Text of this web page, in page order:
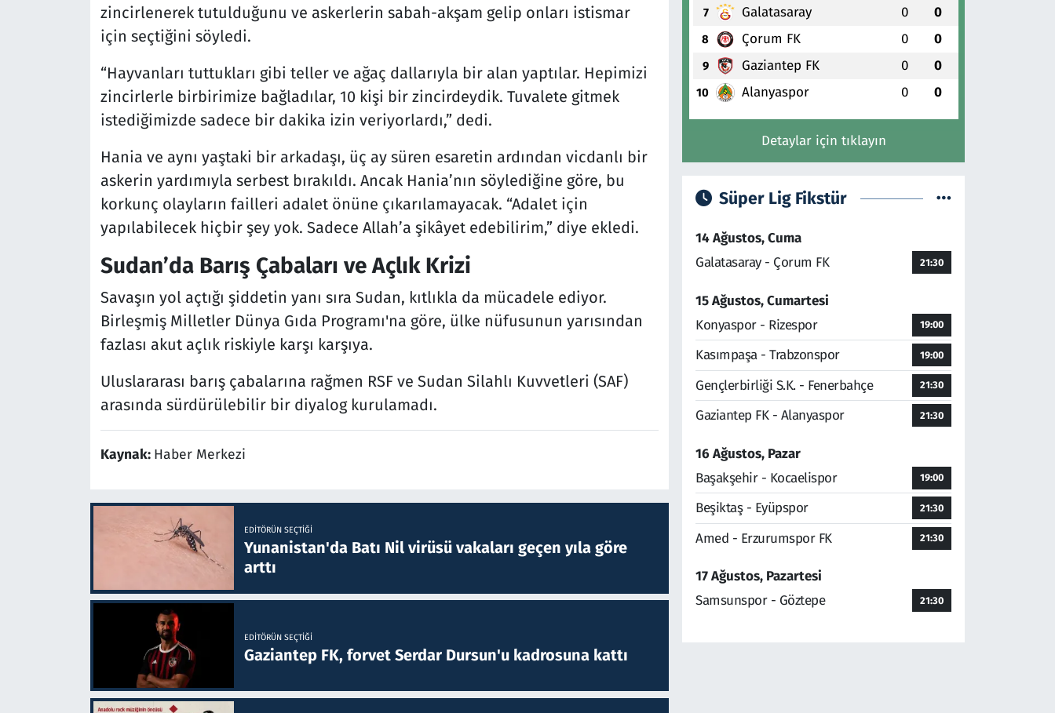
zincirlenerek tutulduğunu ve askerlerin sabah-akşam gelip onları istismar
için seçtiğini söyledi.
“Hayvanları tuttukları gibi teller ve ağaç dallarıyla bir alan yaptılar. Hepimizi
zincirlerle birbirimize bağladılar, 10 kişi bir zincirdeydik. Tuvalete gitmek
istediğimizde sadece bir dakika izin veriyorlardı,” dedi.
Hania ve aynı yaştaki bir arkadaşı, üç ay süren esaretin ardından vicdanlı bir
askerin yardımıyla serbest bırakıldı. Ancak Hania’nın söylediğine göre, bu
korkunç olayların failleri adalet önüne çıkarılamayacak. “Adalet için
yapılabilecek hiçbir şey yok. Sadece Allah’a şikâyet edebilirim,” diye ekledi.
Sudan’da Barış Çabaları ve Açlık Krizi
Savaşın yol açtığı şiddetin yanı sıra Sudan, kıtlıkla da mücadele ediyor.
Birleşmiş Milletler Dünya Gıda Programı'na göre, ülke nüfusunun yarısından
fazlası akut açlık riskiyle karşı karşıya.
Uluslararası barış çabalarına rağmen RSF ve Sudan Silahlı Kuvvetleri (SAF)
arasında sürdürülebilir bir diyalog kurulamadı.
Kaynak: Haber Merkezi
EDITÖRÜN SEÇTIĞI
Yunanistan'da Batı Nil virüsü vakaları geçen yıla göre
arttı
EDITÖRÜN SEÇTIĞI
Gaziantep FK, forvet Serdar Dursun'u kadrosuna kattı
7 Galatasaray 0 0
8 Çorum FK 0 0
9 Gaziantep FK 0 0
10 Alanyaspor 0 0
Detaylar için tıklayın
Süper Lig Fikstür
14 Ağustos, Cuma
Galatasaray - Çorum FK
21:30
15 Ağustos, Cumartesi
Konyaspor - Rizespor
19:00
Kasımpaşa - Trabzonspor 19:00
Gençlerbirliği S.K. - Fenerbahçe 21:30
Gaziantep FK - Alanyaspor 21:30
16 Ağustos, Pazar
Başakşehir - Kocaelispor
19:00
Beşiktaş - Eyüpspor 21:30
Amed - Erzurumspor FK 21:30
17 Ağustos, Pazartesi
Samsunspor - Göztepe
21:30